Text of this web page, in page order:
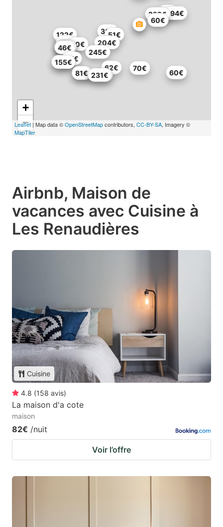
60€
75€
222€
38€ 194€
236€
51€
97€
60€
82€
46€
89€
60€
245€
81€
62€
82€
204€
30€
122€
60€
47€
231€
155€
70€
60€
+
−
Leaflet | Map data ©OpenStreetMapcontributors, CC-BY-SA, Imagery ©
MapTiler
Airbnb, Maison de
vacances avec Cuisine à
Les Renaudières
Cuisine
4.8 (158 avis)
La maison d'a cote
maison
82€ /nuit
Voir l’offre